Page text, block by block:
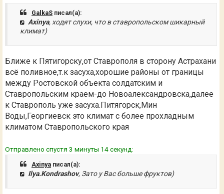
GalkaS писал(а):
Axinya, ходят слухи, что в ставропольском шикарный
климат)
Ближе к Пятигорску,от Ставрополя в сторону Астрахани
всё поливное,т.к засуха,хорошие районы от границы
между Ростовской объекта солдатским и
Ставропольским краем-до Новоалександровска,далее
к Ставрополь уже засуха.Питягорск,Мин
Воды,Георгиевск это климат с более прохладным
климатом Ставропольского края
Отправлено спустя 3 минуты 14 секунд:
Axinya писал(а):
Ilya.Kondrashov, Зато у Вас больше фруктов)